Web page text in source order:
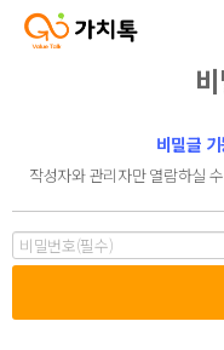
비밀글
작성자와 관리자만 열람하실